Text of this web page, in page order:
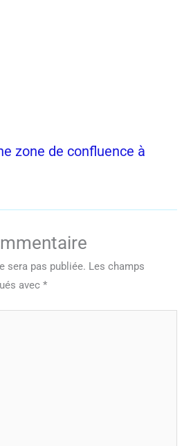
zone de confluence à
sera pas publiée. Les champs
avec *